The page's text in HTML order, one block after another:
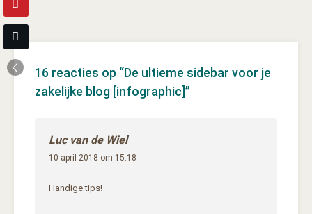
16 reacties op “De ultieme sidebar voor je
zakelijke blog [infographic]”
Luc van de Wiel
10 april 2018 om 15:18
Handige tips!